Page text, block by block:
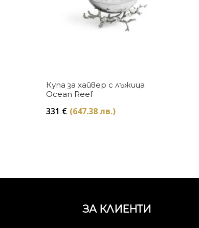
Купи
Купа за хайвер с лъжица
Ocean Reef
331 € (647.38 лв.)
ЗА КЛИЕНТИ